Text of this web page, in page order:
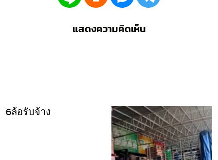
แสดงความคิดเห็น
6ล้อรับจ้าง